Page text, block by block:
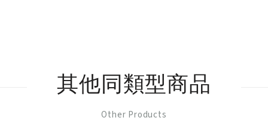
其他同類型商品
Other Products